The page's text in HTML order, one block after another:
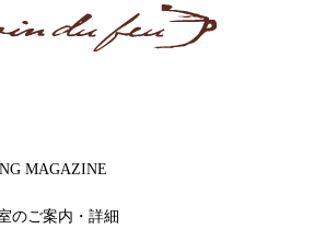
MAGAZINE
のご案内・詳細